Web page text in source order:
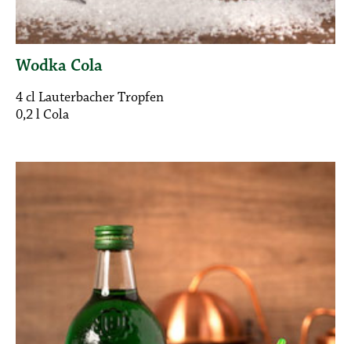
Wodka Cola
4 cl Lauterbacher Tropfen
0,2 l Cola